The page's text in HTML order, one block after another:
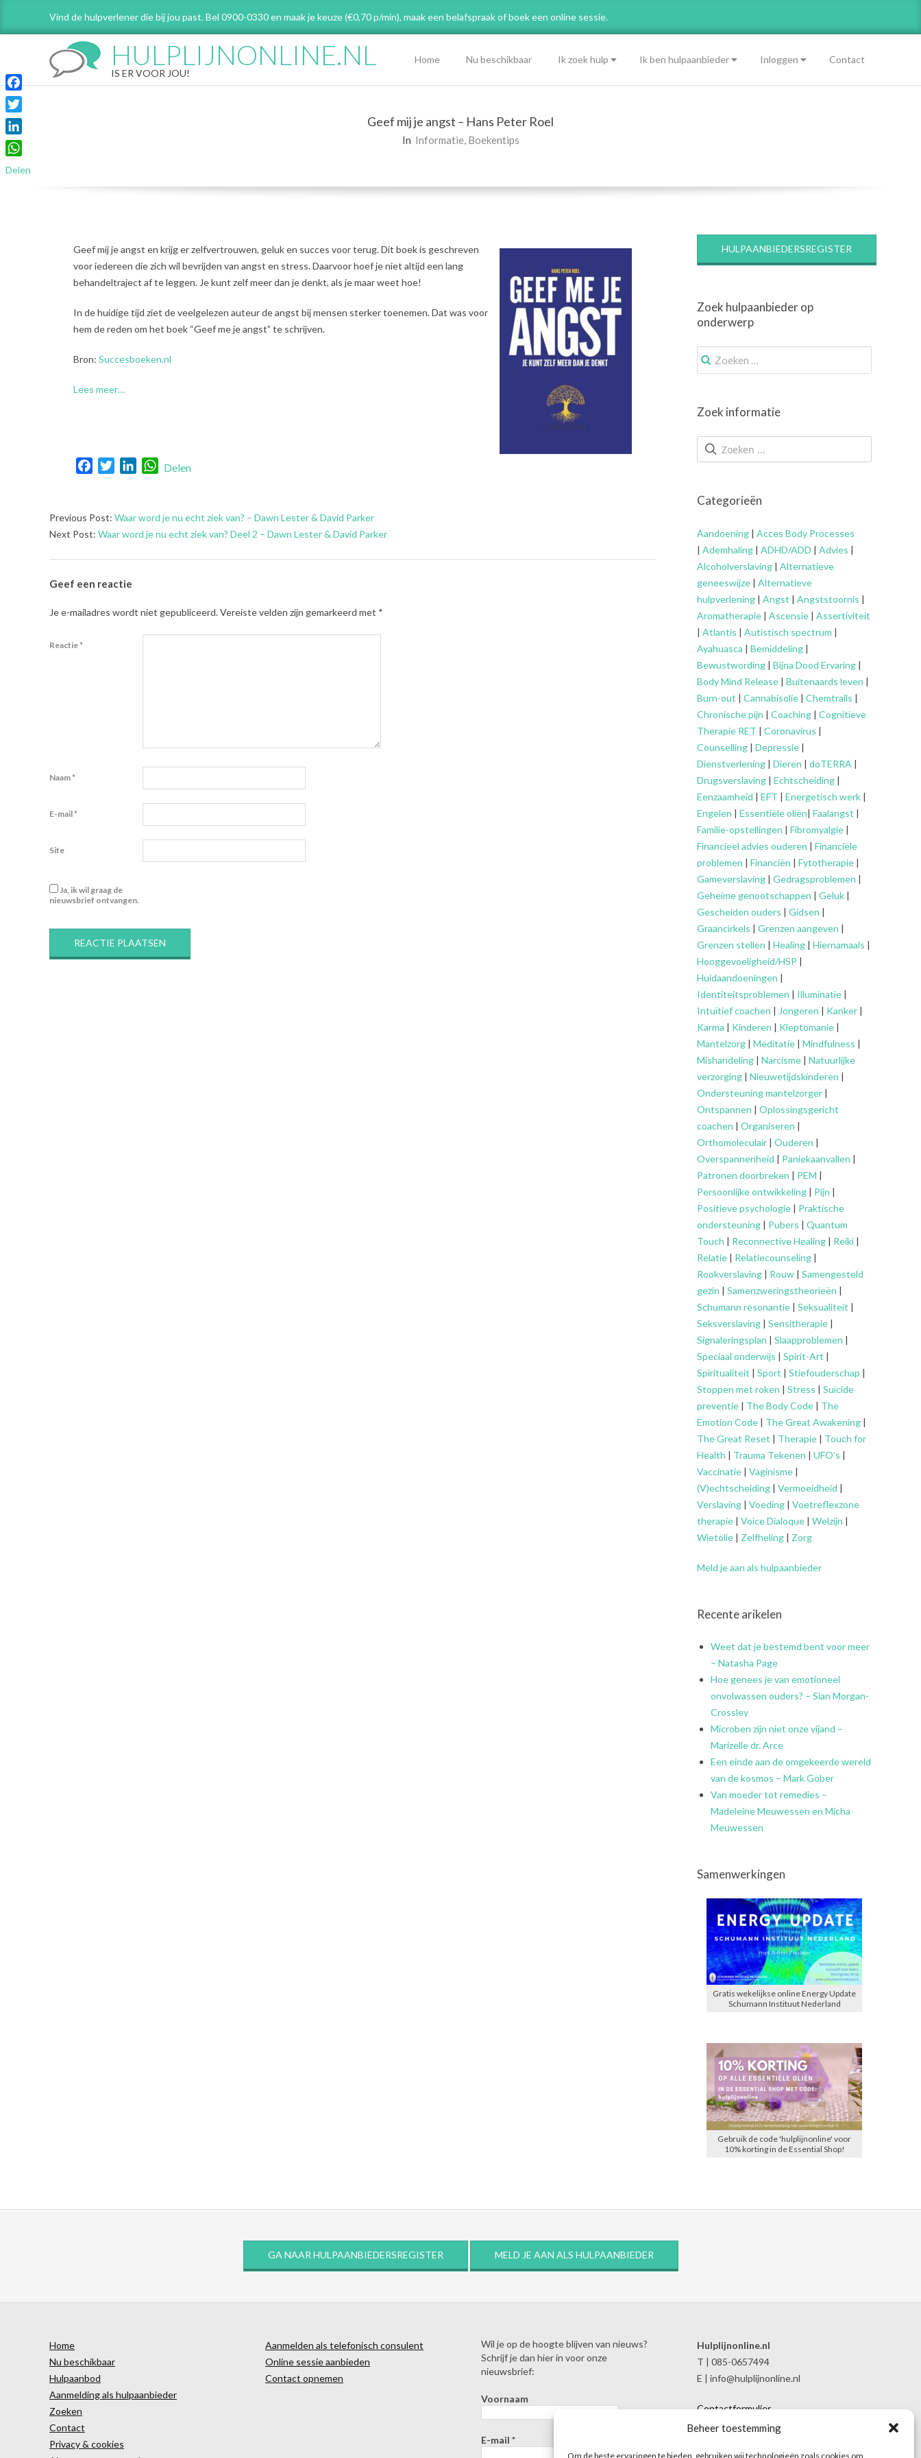
Beheer toestemming
Om de beste ervaringen te bieden, gebruiken wij technologieën zoals cookies om
Vind de hulpverlener die bij jou past. Bel 0900-0330 en maak je keuze (€0,70 p/min), maak een belafspraakof boek een online sessie.
HULPLIJNONLINE.NL
IS ER VOOR JOU!
Menu
Home Nu beschikbaar Ik zoek hulp Ik ben hulpaanbieder Inloggen Contact
Geef mij je angst – Hans Peter Roel
In Informatie, Boekentips
Geef mij je angst en krijg er zelfvertrouwen, geluk en succes voor terug. Dit boek is geschreven
voor iedereen die zich wil bevrijden van angst en stress. Daarvoor hoef je niet altijd een lang
behandeltraject af te leggen. Je kunt zelf meer dan je denkt, als je maar weet hoe!
In de huidige tijd ziet de veelgelezen auteur de angst bij mensen sterker toenemen. Dat was voor
hem de reden om het boek “Geef me je angst” te schrijven.
Bron: Succesboeken.nl
Lees meer…
FacebookTwitterLinkedInWhatsApp
Delen
2022-
12-
Previous Post: Waar word je nu echt ziek van? – Dawn Lester & David Parker
Next Post: Waar word je nu echt ziek van? Deel 2 – Dawn Lester & David Parker
Geef een reactie
Je e-mailadres wordt niet gepubliceerd.Vereiste velden zijn gemarkeerd met *
Reactie*
Naam*
E-mail*
Site
Ja, ik wil graag de
nieuwsbrief ontvangen.
HULPAANBIEDERSREGISTER
Zoek hulpaanbieder op
onderwerp
Zoek
naar:
Zoek informatie
Categorieën
Aandoening | Acces Body Processes
| Ademhaling | ADHD/ADD | Advies |
Alcoholverslaving | Alternatieve
geneeswijze | Alternatieve
hulpverlening | Angst | Angststoornis |
Aromatherapie | Ascensie | Assertiviteit
| Atlantis | Autistisch spectrum |
Ayahuasca | Bemiddeling |
Bewustwording | Bijna Dood Ervaring |
Body Mind Release | Buitenaards leven |
Burn-out | Cannabisolie | Chemtrails |
Chronische pijn | Coaching | Cognitieve
Therapie RET | Coronavirus |
Counselling | Depressie |
Dienstverlening | Dieren | doTERRA |
Drugsverslaving | Echtscheiding |
Eenzaamheid | EFT | Energetisch werk |
Engelen | Essentiële oliën| Faalangst |
Familie-opstellingen | Fibromyalgie |
Financieel advies ouderen | Financiële
problemen | Financiën | Fytotherapie |
Gameverslaving | Gedragsproblemen |
Geheime genootschappen | Geluk |
Gescheiden ouders | Gidsen |
Graancirkels | Grenzen aangeven |
Grenzen stellen | Healing | Hiernamaals |
Hooggevoeligheid/HSP |
Huidaandoeningen |
Identiteitsproblemen | Illuminatie |
Intuïtief coachen | Jongeren | Kanker |
Karma | Kinderen | Kleptomanie |
Mantelzorg | Meditatie | Mindfulness |
Mishandeling | Narcisme | Natuurlijke
verzorging | Nieuwetijdskinderen |
Ondersteuningmantelzorger |
Ontspannen | Oplossingsgericht
coachen | Organiseren |
Orthomoleculair | Ouderen |
Overspannenheid | Paniekaanvallen |
Patronen doorbreken | PEM |
Persoonlijke ontwikkeling | Pijn |
Positieve psychologie | Praktische
ondersteuning | Pubers | Quantum
Touch | Reconnective Healing | Reiki |
Relatie | Relatiecounseling |
Rookverslaving | Rouw | Samengesteld
gezin | Samenzweringstheorieën |
Schumann resonantie | Seksualiteit |
Seksverslaving | Sensitherapie |
Signaleringsplan | Slaapproblemen |
Speciaal onderwijs | Spirit-Art |
Spiritualiteit | Sport | Stiefouderschap |
Stoppen met roken | Stress | Suïcide
preventie | The Body Code | The
Emotion Code | The Great Awakening |
The Great Reset | Therapie | Touch for
Health | Trauma Tekenen | UFO’s |
Vaccinatie | Vaginisme |
(V)echtscheiding | Vermoeidheid |
Verslaving | Voeding | Voetreflexzone
therapie | Voice Dialoque | Welzijn |
Wietolie | Zelfheling | Zorg
Meld je aan als hulpaanbieder
Recente arikelen
Weet dat je bestemd bent voor meer
– Natasha Page
Hoe genees je van emotioneel
onvolwassen ouders? – Sian Morgan-
Crossley
Microben zijn niet onze vijand –
Marizelle dr. Arce
Een einde aan de omgekeerde wereld
van de kosmos – Mark Gober
Van moeder tot remedies –
Madeleine Meuwessen en Micha
Meuwessen
Samenwerkingen
Gratis wekelijkse online Energy Update
Schumann Instituut Nederland
Gebruik de code 'hulplijnonline' voor
10% korting in de Essential Shop!
GA NAAR HULPAANBIEDERSREGISTER MELD JE AAN ALS HULPAANBIEDER
Home
Nu beschikbaar
Hulpaanbod
Aanmelding als hulpaanbieder
Zoeken
Contact
Privacy & cookies
Aanmelden als telefonisch consulent
Online sessie aanbieden
Contact opnemen
Wil je op de hoogte blijven van nieuws?
Schrijf je dan hier in voor onze
nieuwsbrief:
Voornaam
E-mail *
Hulplijnonline.nl
T | 085-0657494
E | info@hulplijnonline.nl
Contactformulier
Over Hulplijnonline.nl
Facebook
Twitter
LinkedIn
WhatsApp
Delen